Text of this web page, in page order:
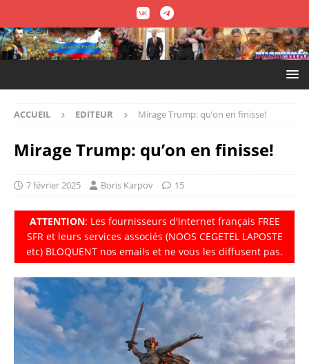
ACCUEIL EDITEUR Mirage Trump: qu’on en finisse!
Mirage Trump: qu’on en finisse!
7 février 2025 Boris Karpov 15
ATTENTION: Les fournisseurs d'internet français FREE
SFR et leurs services associés (NOOS CEGETEL LAPOSTE
etc) BLOQUENT nos emails et ne vous les diffusent pas.